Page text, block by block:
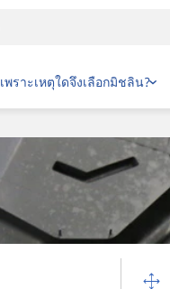
เพราะเหตุใดจึงเลือกมิชลิน?